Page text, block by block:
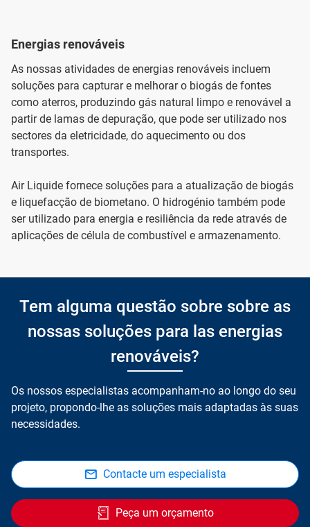
Energias renováveis
As nossas atividades de energias renováveis incluem
soluções para capturar e melhorar o biogás de fontes
como aterros, produzindo gás natural limpo e renovável a
partir de lamas de depuração, que pode ser utilizado nos
sectores da eletricidade, do aquecimento ou dos
transportes.
Air Liquide fornece soluções para a atualização de biogás
e liquefacção de biometano. O hidrogénio também pode
ser utilizado para energia e resiliência da rede através de
aplicações de célula de combustível e armazenamento.
Tem alguma questão sobre sobre as
nossas soluções para las energias
renováveis?
Os nossos especialistas acompanham-no ao longo do seu
projeto, propondo-lhe as soluções mais adaptadas às suas
necessidades.
Contacte um especialista
Peça um orçamento